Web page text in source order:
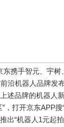
携手智元、宇树
沿机器人品牌发
述品牌的机器人
，打开京东APP搜
出“机器人1元起